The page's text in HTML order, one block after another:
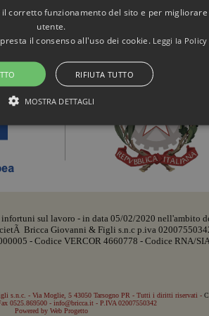
ROMAGNA 2021-2027 (clicca per
sul lavoro - in data 05/02/2020
Bricca Giovanni & Figli s.n.c p.iva
- Codice VERCOR 4660778 - Codice RNA/
s.n.c. - Via Moglie, 5 43050 Tarsogno PR - Tutti i diritti riservati -
0525.869500 - info@bricca.it- P.IVA 02007550342
Powered by Web Progetto
corretto funzionamento del sito e per
utente.
il consenso all'uso dei cookie. Leggi la Policy
RIFIUTA TUTTO
MOSTRA DETTAGLI
NECESSARI E STATISTICHE
principale come l'accesso degli utenti e la
necessari.
utilizzato per mantenere le variabili di sessione
in modo casuale, il modo in cui viene utilizzato può
è mantenere uno stato di accesso per un utente